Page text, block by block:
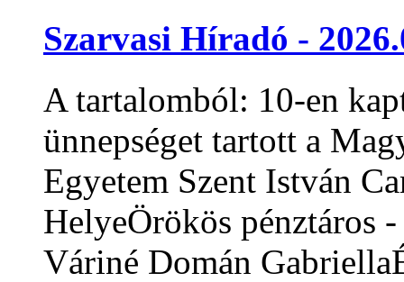
Szarvasi Híradó -
A tartalomból: 10-en
ünnepséget tartott a
Egyetem Szent István
HelyeÖrökös pénztáros
Váriné Domán